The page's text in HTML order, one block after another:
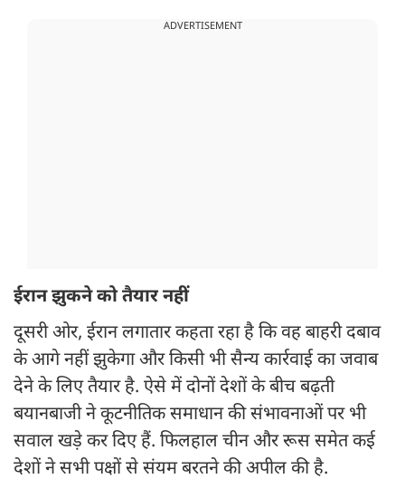
ADVERTISEMENT
ईरान झुकने को तैयार नहीं
दूसरी ओर, ईरान लगातार कहता रहा है कि वह बाहरी दबाव
के आगे नहीं झुकेगा और किसी भी सैन्य कार्रवाई का जवाब
देने के लिए तैयार है. ऐसे में दोनों देशों के बीच बढ़ती
बयानबाजी ने कूटनीतिक समाधान की संभावनाओं पर भी
सवाल खड़े कर दिए हैं. फिलहाल चीन और रूस समेत कई
देशों ने सभी पक्षों से संयम बरतने की अपील की है.